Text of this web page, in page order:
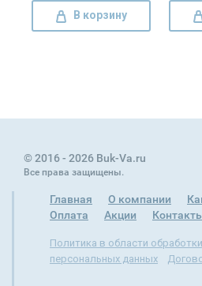
В корзину
© 2016 - 2026 Buk-Va.ru
Все права защищены.
Главная О компании
Оплата
Акции
Политика в области
персональных данных